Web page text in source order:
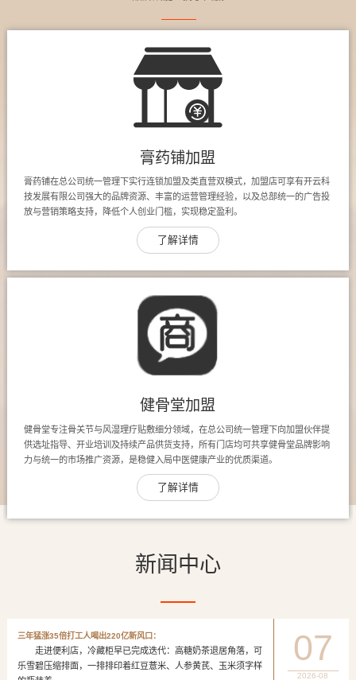
膏药铺加盟
膏药铺在总公司统一管理下实行连锁加盟及类直营双模式，加盟店可享有开云科
技发展有限公司强大的品牌资源、丰富的运营管理经验，以及总部统一的广告投
放与营销策略支持，降低个人创业门槛，实现稳定盈利。
了解详情
健骨堂加盟
健骨堂专注骨关节与风湿理疗贴敷细分领域，在总公司统一管理下向加盟伙伴提
供选址指导、开业培训及持续产品供货支持，所有门店均可共享健骨堂品牌影响
力与统一的市场推广资源，是稳健入局中医健康产业的优质渠道。
了解详情
新闻中心
三年猛涨35倍打工人喝出220亿新风口：
走进便利店，冷藏柜早已完成迭代：高糖奶茶退居角落，可
乐雪碧压缩排面，一排排印着红豆薏米、人参黄芪、玉米须字样
07
2026-08